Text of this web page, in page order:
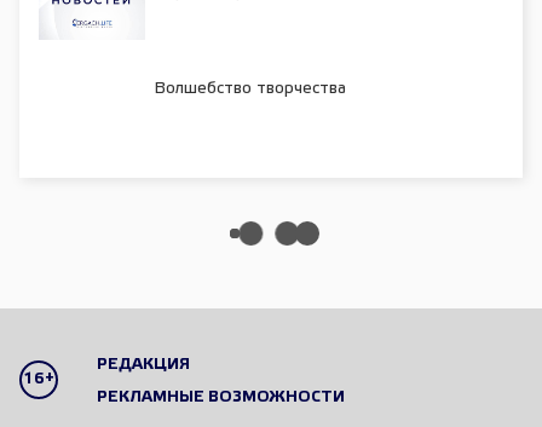
Волшебство творчества
16+
РЕДАКЦИЯ
РЕКЛАМНЫЕ ВОЗМОЖНОСТИ